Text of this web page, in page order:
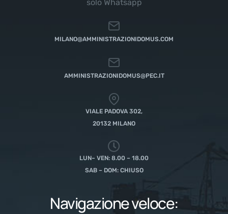
solo Whatsapp
MILANO@AMMINISTRAZIONIDOMUS.COM
AMMINISTRAZIONIDOMUS@PEC.IT
VIALE PADOVA 302,
20132 MILANO
LUN– VEN: 8.00 – 18.00
SAB – DOM: CHIUSO
Navigazione veloce: